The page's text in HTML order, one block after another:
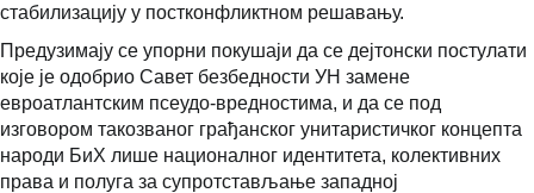
стабилизацију у постконфликтном решавању.
Предузимају се упорни покушаји да се дејтонски постулати
које је одобрио Савет безбедности УН замене
евроатлантским псеудо-вредностима, и да се под
изговором такозваног грађанског унитаристичког концепта
народи БиХ лише националног идентитета, колективних
права и полуга за супротстављање западној